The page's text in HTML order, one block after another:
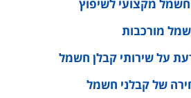
חשמל מקצועי לשיפוץ
מורכבות
על שירותי קבלן חשמל
של קבלני חשמל